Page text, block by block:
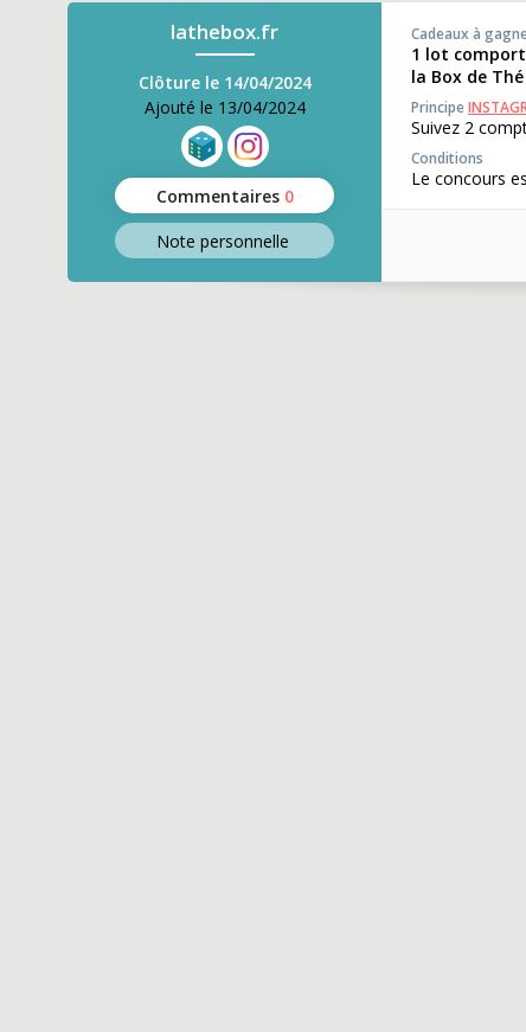
lathebox.fr
Clôture le 14/04/2024
Ajouté le 13/04/2024
Commentaires 0
Note personnelle
Cadeaux à
1 lot
la Box de
Principe
Suivez 2
Conditions
Le concours